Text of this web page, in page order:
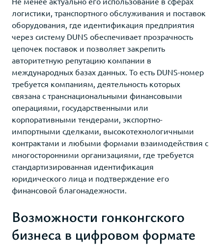
логистики, транспортного обслуживания и поставок
оборудования, где идентификация предприятия
через систему DUNS обеспечивает прозрачность
цепочек поставок и позволяет закрепить
авторитетную репутацию компании в
международных базах данных. То есть DUNS-номер
требуется компаниям, деятельность которых
связана с транснациональными финансовыми
операциями, государственными или
корпоративными тендерами, экспортно-
импортными сделками, высокотехнологичными
контрактами и любыми формами взаимодействия с
многосторонними организациями, где требуется
стандартизированная идентификация
юридического лица и подтверждение его
финансовой благонадежности.
Возможности гонконгского
бизнеса в цифровом формате